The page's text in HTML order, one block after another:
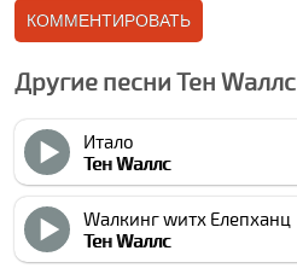
Другие песни Тен Wаллс
Итало
Тен Wаллс
Wалкинг wитх Елепханц
Тен Wаллс